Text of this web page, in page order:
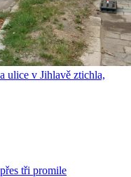
ulice v Jihlavě ztichla,
tři promile